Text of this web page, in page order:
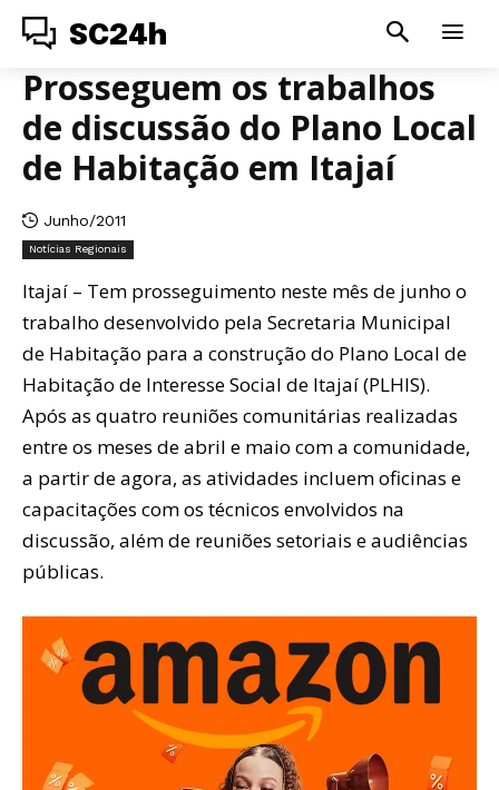
SC24h
Prosseguem os trabalhos
de discussão do Plano Local
de Habitação em Itajaí
Junho/2011
Notícias Regionais
Itajaí – Tem prosseguimento neste mês de junho o
trabalho desenvolvido pela Secretaria Municipal
de Habitação para a construção do Plano Local de
Habitação de Interesse Social de Itajaí (PLHIS).
Após as quatro reuniões comunitárias realizadas
entre os meses de abril e maio com a comunidade,
a partir de agora, as atividades incluem oficinas e
capacitações com os técnicos envolvidos na
discussão, além de reuniões setoriais e audiências
públicas.